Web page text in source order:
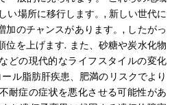
い場所に移行します。, 新しい世代に
加のチャンスがあります。, したがっ
位を上げます. また、砂糖や炭水化物
どの現代的なライフスタイルの変化
ル脂肪肝疾患、肥満のリスクでより
耐症の症状を悪化させる可能性があ